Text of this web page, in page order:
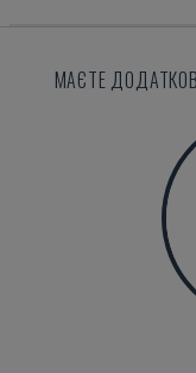
МАЄТЕ